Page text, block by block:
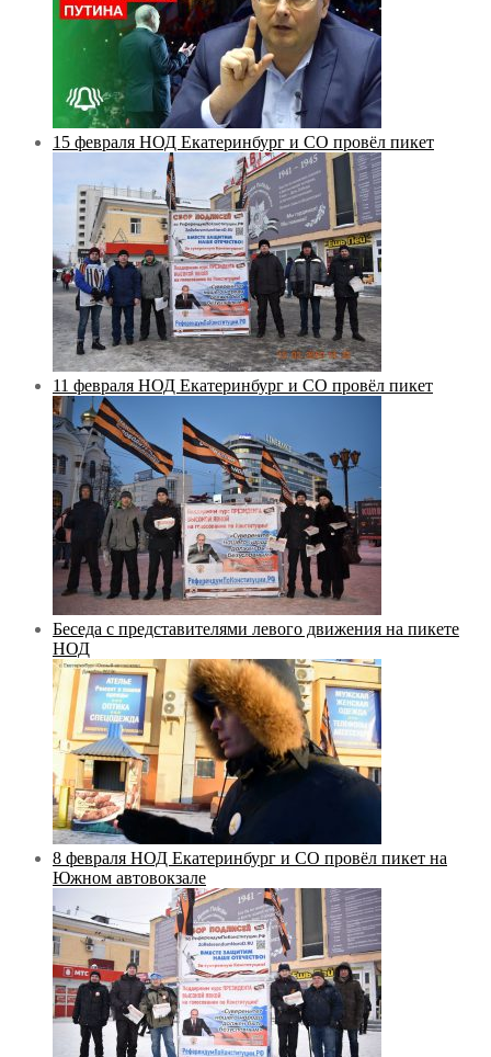
15 февраля НОД Екатеринбург и СО провёл пикет
11 февраля НОД Екатеринбург и СО провёл пикет
Беседа с представителями левого движения на пикете
НОД
8 февраля НОД Екатеринбург и СО провёл пикет на
Южном автовокзале